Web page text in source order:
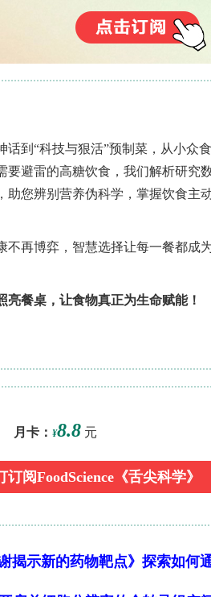
（200 ml塑料杯，内装
?20°C保存。形态性状测
觅食行为相关的形态指标
femur length，觅食速度
型）、复眼长度（eye
学感觉能力）及复眼间距（
腹部以排除未消化食物组
粉。样本（0.4–0.5 mg）封
N。同步采集22个样点
Finnigan DELTA Plus质谱
R 4.3.1软件，包括基于
（q=0,1,2）计算分类
；利用δ
N计算
intervals（50%, 75%,
化生态位重叠；基于δ 15
分分析（PCA）检验形态
PC1得分与δ
田和自然植被中蚂蚁群落的
基于 rarefaction 曲线，草
度（Sest=81.08），依次
揭示新的药物靶点》探索如何